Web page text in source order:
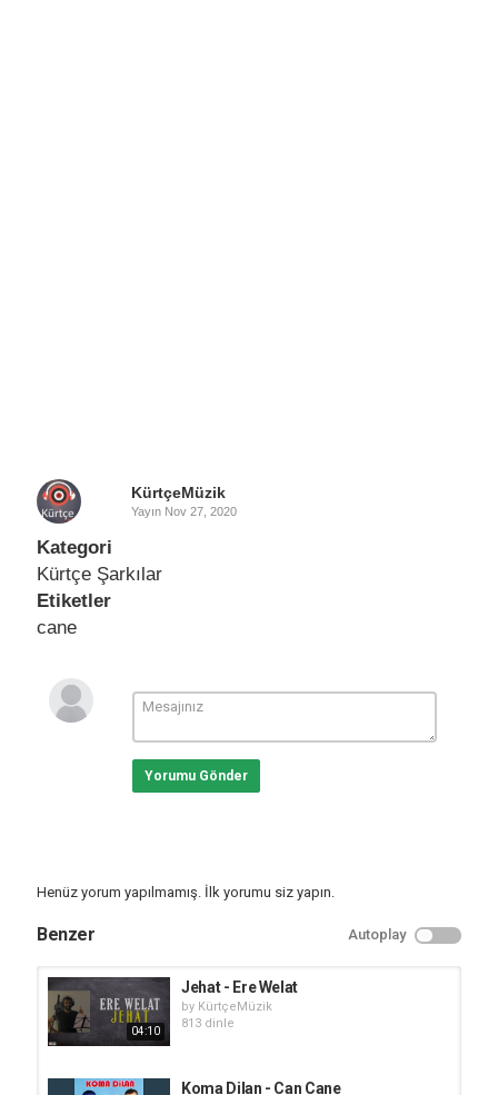
KürtçeMüzik
Yayın Nov 27, 2020
Kategori
Kürtçe Şarkılar
Etiketler
cane
Yorumu Gönder
Henüz yorum yapılmamış. İlk yorumu siz yapın.
Benzer Autoplay
04:10
Jehat - Ere Welat
by KürtçeMüzik
813 dinle
Koma Dilan - Can Cane